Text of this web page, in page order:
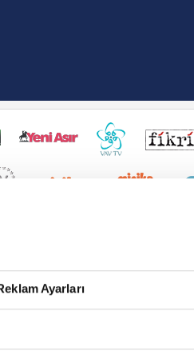
Ayarları